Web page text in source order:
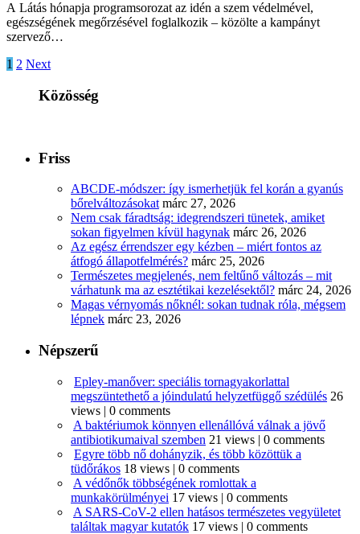
A Látás hónapja programsorozat az idén a szem védelmével,
egészségének megőrzésével foglalkozik – közölte a kampányt
szervező…
1 2 Next
Közösség
Friss
ABCDE‑módszer: így ismerhetjük fel korán a gyanús
bőrelváltozásokat márc 27, 2026
Nem csak fáradtság: idegrendszeri tünetek, amiket
sokan figyelmen kívül hagynak márc 26, 2026
Az egész érrendszer egy kézben – miért fontos az
átfogó állapotfelmérés? márc 25, 2026
Természetes megjelenés, nem feltűnő változás – mit
várhatunk ma az esztétikai kezelésektől? márc 24, 2026
Magas vérnyomás nőknél: sokan tudnak róla, mégsem
lépnek márc 23, 2026
Népszerű
Epley-manőver: speciális tornagyakorlattal
megszüntethető a jóindulatú helyzetfüggő szédülés 26
views | 0 comments
A baktériumok könnyen ellenállóvá válnak a jövő
antibiotikumaival szemben 21 views | 0 comments
Egyre több nő dohányzik, és több közöttük a
tüdőrákos 18 views | 0 comments
A védőnők többségének romlottak a
munkakörülményei 17 views | 0 comments
A SARS-CoV-2 ellen hatásos természetes vegyületet
találtak magyar kutatók 17 views | 0 comments